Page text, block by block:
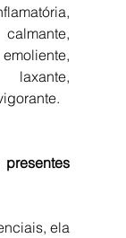
laxante,
ela